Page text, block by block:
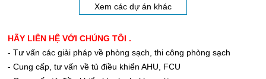
Xem các dự án khác
HÃY LIÊN HỆ VỚI CHÚNG TÔI .
- Tư vấn các giải pháp về phòng sạch, thi công phòng sạch
- Cung cấp, tư vấn về tủ điều khiển AHU, FCU